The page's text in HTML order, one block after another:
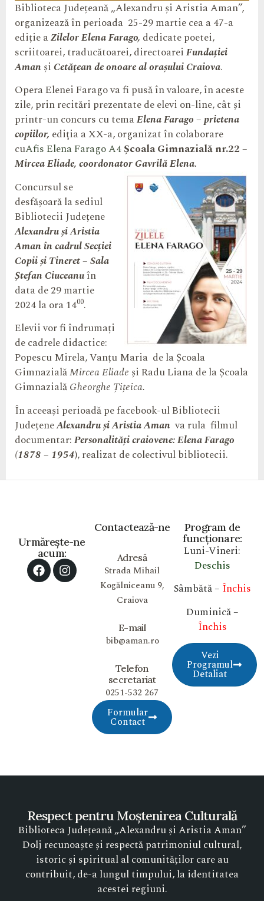
Biblioteca Județeană „Alexandru și Aristia Aman”,
organizează în perioada 25-29 martie cea a 47-a
ediție aZilelor Elena Farago, dedicate poetei,
scriitoarei, traducătoarei, directoareiFundației
AmanșiCetăţean de onoare al oraşului Craiova.
Opera Elenei Farago va fi pusă în valoare, în aceste
zile, prin recitări prezentate de elevi on-line, cât şi
printr-un concurs cu temaElena Farago – prietena
copiilor, ediţia a XX-a, organizat în colaborare
cuAfis Elena Farago A4Şcoala Gimnazială nr.22–
Mircea Eliade, coordonator Gavrilă Elena.
Concursul se
desfășoară la sediul
Bibliotecii Județene
Alexandru și Aristia
Aman în cadrul Secției
Copii și Tineret – Sala
Ștefan Ciuceanuîn
data de 29 martie
2024 la ora 1400.
Elevii vor fi îndrumați
de cadrele didactice:
Popescu Mirela, Vanțu Maria de la Școala
GimnazialăMircea Eliade și Radu Liana de la Școala
GimnazialăGheorghe Țițeica.
În aceeași perioadă pe facebook-ul Bibliotecii
JudețeneAlexandru și Aristia Aman va rula filmul
documentar:Personalități craiovene: Elena Farago
(1878 – 1954), realizat de colectivul bibliotecii.
Program de
funcționare:
Luni-Vineri:
Deschis
Sâmbătă – Închis
Duminică –
Închis
Vezi
Programul
Detaliat
Contactează-ne
Adresă
Strada Mihail
Kogălniceanu 9,
Craiova
E-mail
bib@aman.ro
Telefon
secretariat
0251-532 267
Formular
Contact
Urmărește-ne
acum:
Respect pentru Moștenirea Culturală
Biblioteca Județeană „Alexandru și Aristia Aman”
Dolj recunoaște și respectă patrimoniul cultural,
istoric și spiritual al comunităților care au
contribuit, de-a lungul timpului, la identitatea
acestei regiuni.